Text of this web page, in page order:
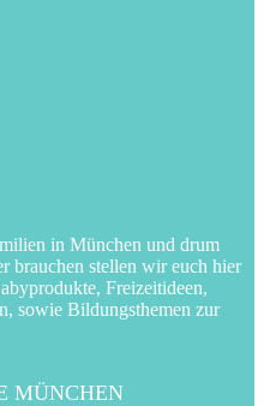
in München und drum
brauchen stellen wir euch hier
Freizeitideen,
sowie Bildungsthemen zur
MÜNCHEN